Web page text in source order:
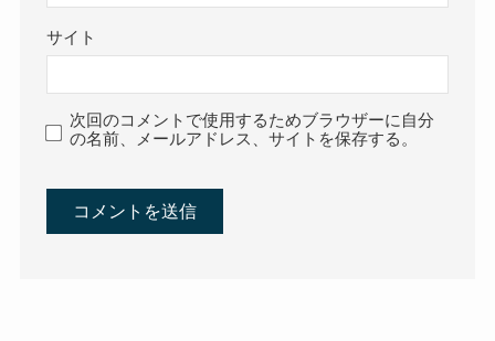
サイト
次回のコメントで使用するためブラウザーに自分
の名前、メールアドレス、サイトを保存する。